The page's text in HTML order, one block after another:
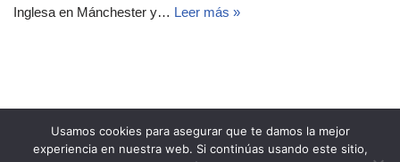
Inglesa en Mánchester y… Leer más »
Usamos cookies para asegurar que te damos la mejor
experiencia en nuestra web. Si continúas usando este sitio,